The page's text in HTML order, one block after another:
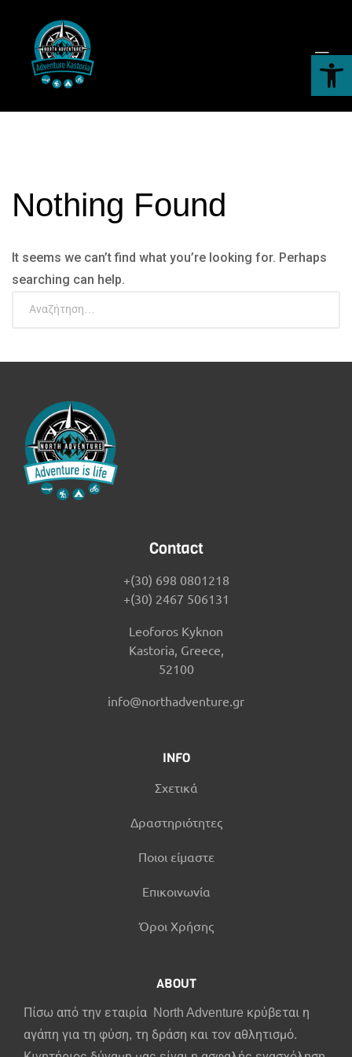
Ανοίξτε τη γραμμή εργαλείων
Nothing Found
It seems we can’t find what you’re looking for. Perhaps
searching can help.
Contact
+(30) 698 0801218
+(30) 2467 506131
Leoforos Kyknon
Kastoria, Greece,
52100
info@northadventure.gr
INFO
Σχετικά
Δραστηριότητες
Ποιοι είμαστε
Επικοινωνία
Όροι Χρήσης
ABOUT
Πίσω από την εταιρία North Adventure κρύβεται η
αγάπη για τη φύση, τη δράση και τον αθλητισμό.